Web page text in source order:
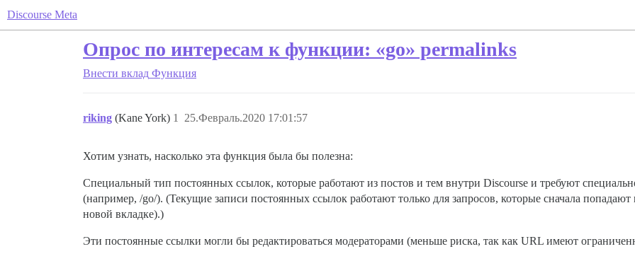
Discourse Meta
Опрос по интересам к функции: «go» permalinks
Внести вклад Функция
riking (Kane York) 25.Февраль.2020 17:01:57
1
Хотим узнать, насколько эта функция была бы полезна:
Специальный тип постоянных ссылок, которые работают из постов и тем внутри Discourse и требуют
(например, /go/). (Текущие записи постоянных ссылок работают только для запросов, которые сначала
новой вкладке).)
Эти постоянные ссылки могли бы редактироваться модераторами (меньше риска, так как URL имеют